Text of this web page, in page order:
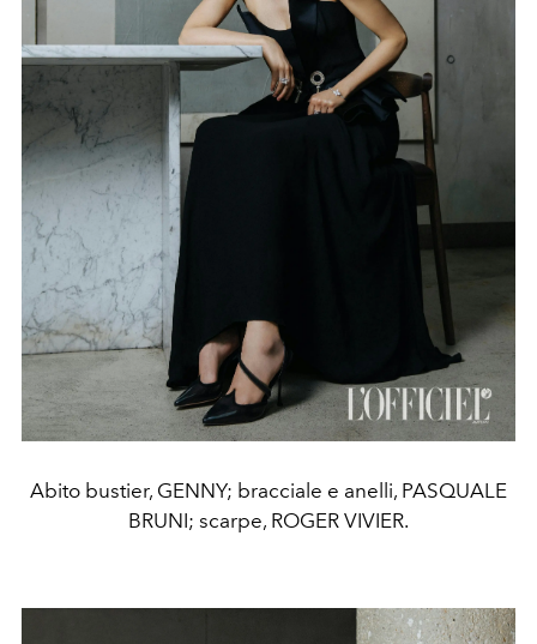
Abito bustier, GENNY; bracciale e anelli, PASQUALE
BRUNI; scarpe, ROGER VIVIER.